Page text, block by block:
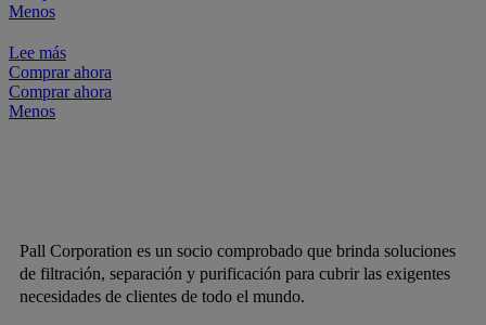
Menos
Lee más
Comprar ahora
Comprar ahora
Menos
Pall Corporation es un socio comprobado que brinda soluciones
de filtración, separación y purificación para cubrir las exigentes
necesidades de clientes de todo el mundo.